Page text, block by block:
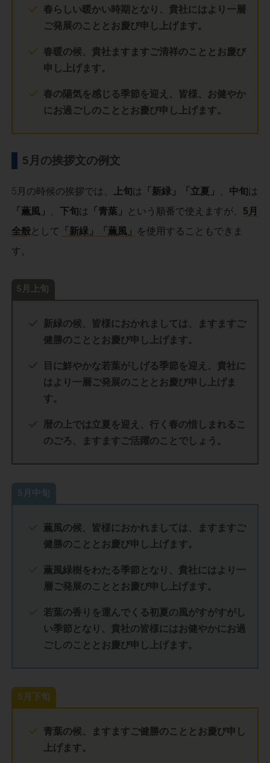
春らしい暖かい時期となり、貴社にはより一層
ご発展のこととお慶び申し上げます。
春暖の候、貴社ますますご清祥のこととお慶び
申し上げます。
春の陽気を感じる季節を迎え、皆様、お健やか
にお過ごしのこととお慶び申し上げます。
5月の挨拶文の例文
5月の時候の挨拶では、 上旬は 「新緑」「立夏」 中旬は
「薫風」
、下旬は 「青葉」 という順番で使えますが、 5月
全般として 「新緑」「薫風」 を使用することもできま
す。
5月上旬
新緑の候、皆様におかれましては、ますますご
健勝のこととお慶び申し上げます。
目に鮮やかな若葉がしげる季節を迎え、貴社に
はより一層ご発展のこととお慶び申し上げま
す。
暦の上では立夏を迎え、行く春の惜しまれるこ
のごろ、ますますご活躍のことでしょう。
5月中旬
薫風の候、皆様におかれましては、ますますご
健勝のこととお慶び申し上げます。
薫風緑樹をわたる季節となり、貴社にはより一
層ご発展のこととお慶び申し上げます。
若葉の香りを運んでくる初夏の風がすがすがし
い季節となり、貴社の皆様にはお健やかにお過
ごしのこととお慶び申し上げます。
5月下旬
青葉の候、ますますご健勝のこととお慶び申し
上げます。